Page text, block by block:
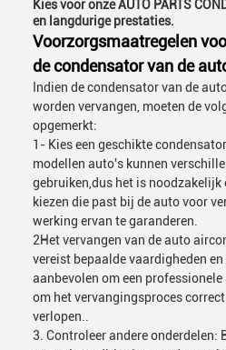
Kies voor onze AUTO PARTS
en langdurige prestaties.
Voorzorgsmaatregelen
de condensator van de
Indien de condensator van de
worden vervangen, moeten de
opgemerkt:
1- Kies een geschikte
modellen auto's kunnen
gebruiken,dus het is noodzakelijk
kiezen die past bij de auto voor
werking ervan te garanderen.
2Het vervangen van de auto
vereist bepaalde vaardigheden
aanbevolen om een
om het vervangingsproces
verlopen..
3. Controleer andere onderdelen: